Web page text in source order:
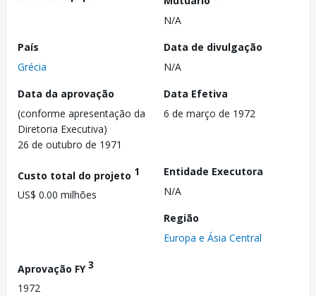
N/A
País
Grécia
Data de divulgação
N/A
Data da aprovação
(conforme apresentação da
Diretoria Executiva)
26 de outubro de 1971
Data Efetiva
6 de março de 1972
Custo total do projeto 1
US$ 0.00 milhões
Entidade Executora
N/A
Região
Europa e Ásia Central
Aprovação FY3
1972